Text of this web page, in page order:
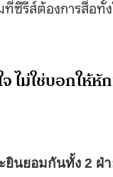
ซีรีส์ต้องการสื่อทั้
ไม่ใช่บอกให้หั
ยินยอมกันทั้ง 2 ฝ่